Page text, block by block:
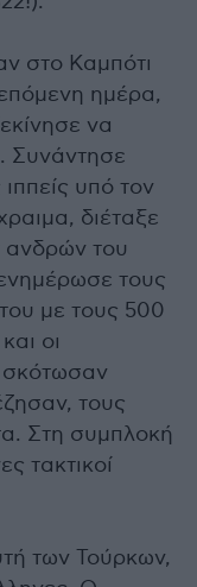
στο Καμπότι
ημέρα,
να
Συνάντησε
υπό τον
διέταξε
του
τους
με τους 500
οι
σκότωσαν
τους
Στη συμπλοκή
τακτικοί
των Τούρκων,